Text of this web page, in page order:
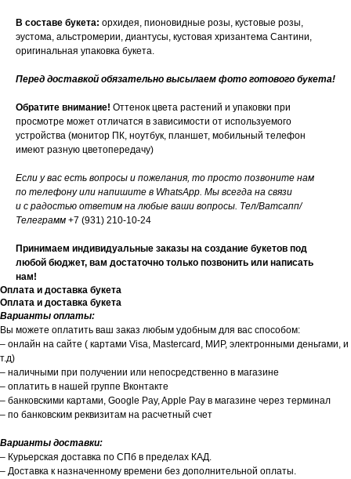
В составе букета: орхидея, пионовидные розы, кустовые розы,
эустома, альстромерии, диантусы, кустовая хризантема Сантини,
оригинальная упаковка букета.
Перед доставкой обязательно высылаем фото готового букета!
Обратите внимание! Оттенок цвета растений и упаковки при
просмотре может отличатся в зависимости от используемого
устройства (монитор ПК, ноутбук, планшет, мобильный телефон
имеют разную цветопередачу)
Если у вас есть вопросы и пожелания, то просто позвоните нам
по телефону или напишите в WhatsApp. Мы всегда на связи
и с радостью ответим на любые ваши вопросы. Тел/Ватсапп/
Телеграмм +7 (931) 210-10-24
Принимаем индивидуальные заказы на создание букетов под
любой бюджет, вам достаточно только позвонить или написать
нам!
Оплата и доставка букета
Оплата и доставка букета
Варианты оплаты:
Вы можете оплатить ваш заказ любым удобным для вас способом:
– онлайн на сайте ( картами Visa, Mastercard, МИР, электронными деньгами, и
т.д)
– наличными при получении или непосредственно в магазине
– оплатить в нашей группе Вконтакте
– банковскими картами, Google Pay, Apple Pay в магазине через терминал
– по банковским реквизитам на расчетный счет
Варианты доставки:
– Курьерская доставка по СПб в пределах КАД.
– Доставка к назначенному времени без дополнительной оплаты.